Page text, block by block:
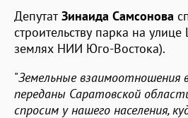
ДепутатЗинаида Самсонова
строительству парка на
землях НИИ Юго-Востока).
"Земельные взаимоотношения
переданы Саратовской
спросим у нашего населения,